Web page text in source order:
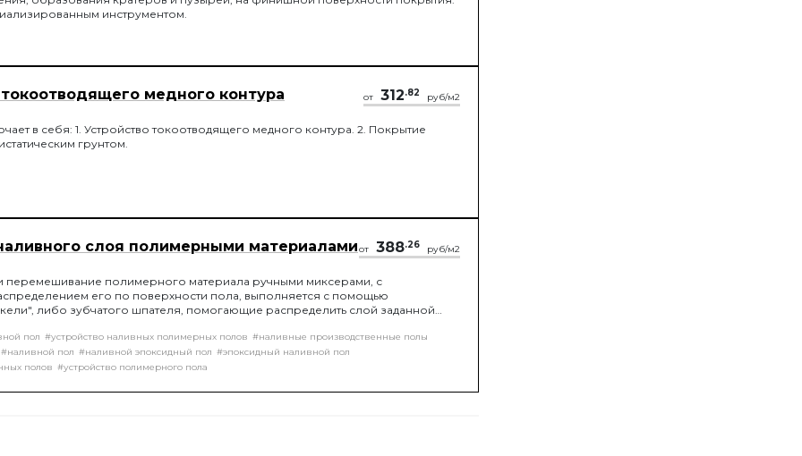
инструментом.
медного контура от 312.82 руб/м2
в себя: 1. Устройство токоотводящего медного контура. 2. Покрытие
грунтом.
слоя полимерными материаламиот 388.26 руб/м2
перемешивание полимерного материала ручными миксерами, с
его по поверхности пола, выполняется с помощью
либо зубчатого шпателя, помогающие распределить слой заданной
пол #устройство наливных полимерных полов #наливные производственные полы
#наливной пол #наливной эпоксидный пол #эпоксидный наливной пол
полов #устройство полимерного пола